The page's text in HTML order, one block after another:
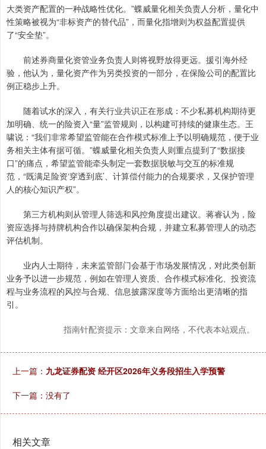
大类资产配置的一种战略性优化。”蝶威量化相关负责人分析，量化中
性策略被视为“非标资产的替代品”，而量化指增则为权益配置提供
了“安全垫”。
前述券商量化资管业务负责人则将视野放得更远。援引海外经
验，他认为，量化资产作为另类投资的一部分，在保险公司的配置比
例正稳步上升。
随着试水的深入，有关行业共识正在形成：不少私募机构期待更
加明确、统一的险资入“量”监管规则，以构建可持续的健康生态。王
啸说：“我们非常希望监管能在合作模式标准上予以明确规范，便于业
务相关主体有据可循。”蝶威量化相关负责人则重点提到了“数据接
口”的痛点，希望监管能牵头制定一套数据脱敏与交互的标准规
范，“既满足险资‘穿透到底’、计算偿付能力的合规要求，又保护管理
人的核心知识产权”。
第三方机构则从管理人筛选和风控角度提出建议。蒋睿认为，险
资应选择与持牌机构合作以确保架构合规，并建立私募管理人的动态
评估机制。
业内人士期待，未来监管部门会基于市场发展情况，对此类创新
业务予以进一步规范，例如在管理人资质、合作模式标准化、投资流
程与业务流程的风控与合规、信息披露深度等方面给出更清晰的指
引。
指南针配资提示：文章来自网络，不代表本站观点。
上一篇： 九龙证券配资 经开区2026年义务段招生入学预警
下一篇：没有了
相关文章